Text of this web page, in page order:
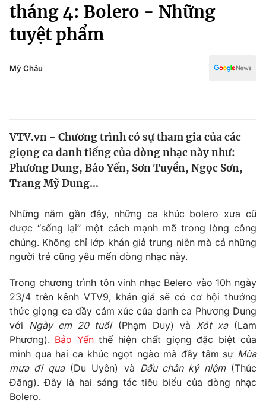
Chính trị
Xã hội
Pháp luật
Thế giới
Tin tức
Thế giới đó đây
Câu chuyện quốc tế
Kinh tế
Thị trường
Góc doanh nghiệp
Dữ liệu và đời sống
Truyền hình
Hậu trường
Nhân vật
Khán giả
Giải sao mai
Giải trí
Điện ảnh
Âm nhạc
Sao
Đời sống
Du lịch
Làm đẹp
Chất lượng cuộc sống
Giáo dục
Tuyển sinh
Học trực tuyến
Công nghệ
Truyền hình
Văn hóa - Giải trí
Y tế
tháng 4: Bolero - Những
tuyệt phẩm
Mỹ Châu
VTV.vn - Chương trình có sự tham gia của các
giọng ca danh tiếng của dòng nhạc này như:
Phương Dung, Bảo Yến, Sơn Tuyền, Ngọc Sơn,
Trang Mỹ Dung…
Những năm gần đây, những ca khúc bolero xưa cũ
được “sống lại” một cách mạnh mẽ trong lòng công
chúng. Không chỉ lớp khán giả trung niên mà cả những
người trẻ cũng yêu mến dòng nhạc này.
Trong chương trình tôn vinh nhạc Belero vào 10h ngày
23/4 trên kênh VTV9, khán giả sẽ có cơ hội thưởng
thức giọng ca đầy cảm xúc của danh ca Phương Dung
với Ngày em 20 tuổi(Phạm Duy) và Xót xa(Lam
Phương). Bảo Yếnthể hiện chất giọng đặc biệt của
mình qua hai ca khúc ngọt ngào mà đầy tâm sự Mùa
mưa đi qua(Du Uyên) và Dấu chân kỷ niệm(Thúc
Đăng). Đây là hai sáng tác tiêu biểu của dòng nhạc
Bolero.